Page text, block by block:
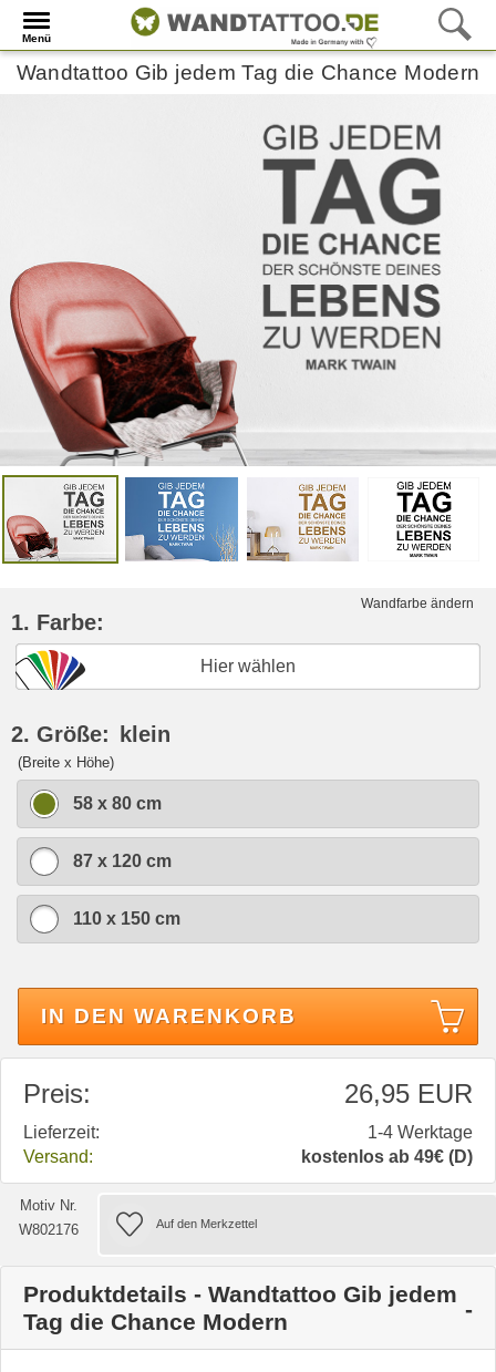
Menü
Wandtattoo Gib jedem Tag die Chance Modern
Wandfarbe ändern
1. Farbe:
Hier wählen
2. Größe: klein
(Breite x Höhe)
58 x 80 cm
87 x 120 cm
110 x 150 cm
IN DEN WARENKORB
Preis: 26,95 EUR
Lieferzeit:
1-4 Werktage
Versand:
kostenlos ab 49€ (D)
Motiv Nr.
W802176
Produktdetails - Wandtattoo Gib jedem
Tag die Chance Modern